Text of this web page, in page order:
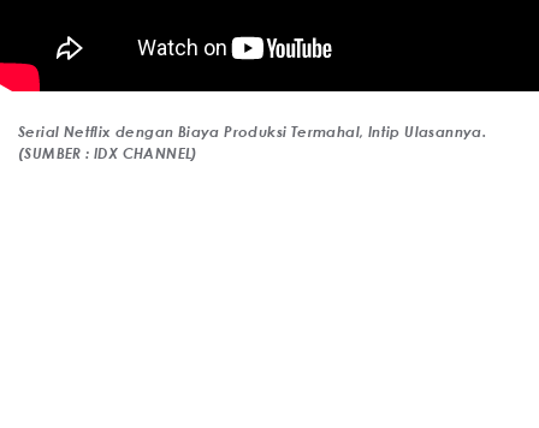
Serial Netflix dengan Biaya Produksi Termahal, Intip Ulasannya.
(SUMBER : IDX CHANNEL)